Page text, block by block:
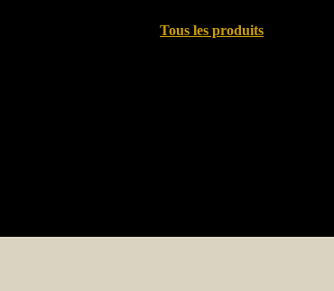
Tous les produits